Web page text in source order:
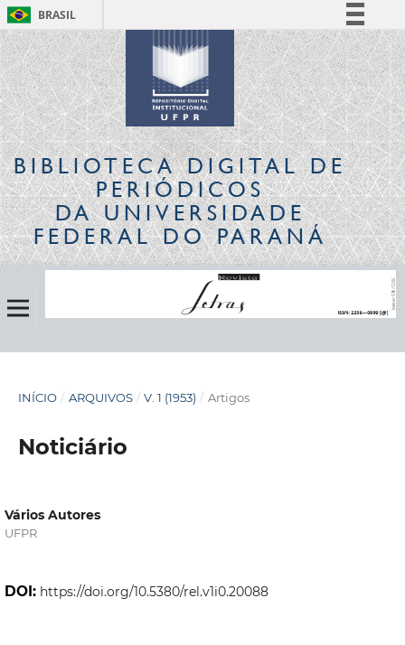
BRASIL
Simplifique!
Comunica BR
Participe
Acesso à informação
Legislação
Canais
BIBLIOTECA DIGITALDE
PERIÓDICOS
DA UNIVERSIDADE
FEDERAL DO PARANÁ
INÍCIO / ARQUIVOS / V. 1 (1953) / Artigos
Noticiário
Vários Autores
UFPR
DOI: https://doi.org/10.5380/rel.v1i0.20088